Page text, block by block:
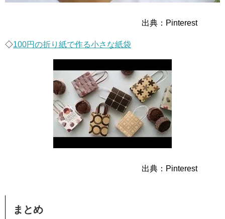
出典：Pinterest
◇100円の折り紙で作る小さな紙袋
出典：Pinterest
まとめ